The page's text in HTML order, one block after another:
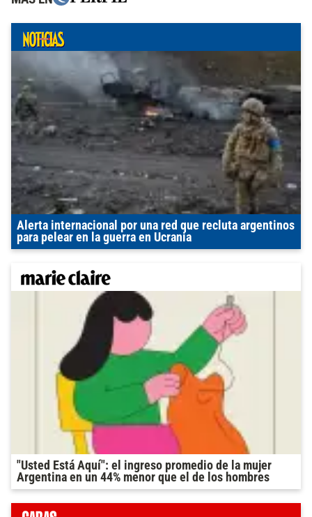
Alerta internacional por una red que recluta argentinos
para pelear en la guerra en Ucrania
"Usted Está Aquí": el ingreso promedio de la mujer
Argentina en un 44% menor que el de los hombres